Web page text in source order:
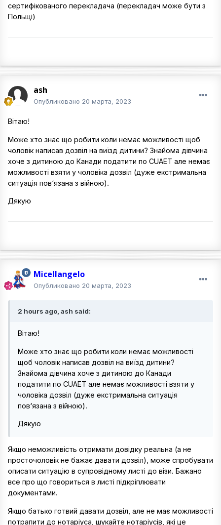
сертифікованого перекладача (перекладач може бути з
Польщі)
ash
Опубликовано 20 марта, 2023
Вітаю!
Може хто знає що робити коли немає можливості щоб
чоловік написав дозвіл на виїзд дитини? Знайома дівчина
хоче з дитиною до Канади податити по CUAET але немає
можливості взяти у чоловіка дозвіл (дуже екстримальна
ситуація пов‘язана з війною).
Дякую
Micellangelo
Опубликовано 20 марта, 2023
2 hours ago, ash said:
Вітаю!
Може хто знає що робити коли немає можливості
щоб чоловік написав дозвіл на виїзд дитини?
Знайома дівчина хоче з дитиною до Канади
податити по CUAET але немає можливості взяти у
чоловіка дозвіл (дуже екстримальна ситуація
пов‘язана з війною).
Дякую
Якщо неможливість отримати довідку реальна (а не
просточоловік не бажає давати дозвіл), може спробувати
описати ситуацію в супровідному листі до візи. Бажано
все про що говориться в листі підкріплювати
документами.
Якщо батько готвий давати дозвіл, але не має можливості
потрапити до нотаріуса, шукайте нотаріусів, які це